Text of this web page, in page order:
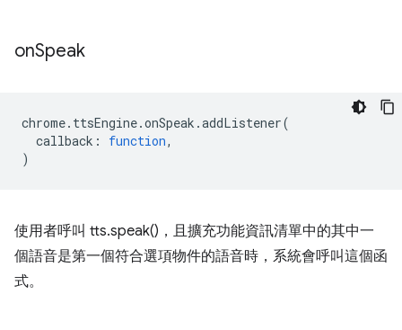
onSpeak
chrome. ttsEngine.onSpeak .addListener(
callback : function,
)
使用者呼叫 tts.speak()，且擴充功能資訊清單中的其中一
個語音是第一個符合選項物件的語音時，系統會呼叫這個函
式。